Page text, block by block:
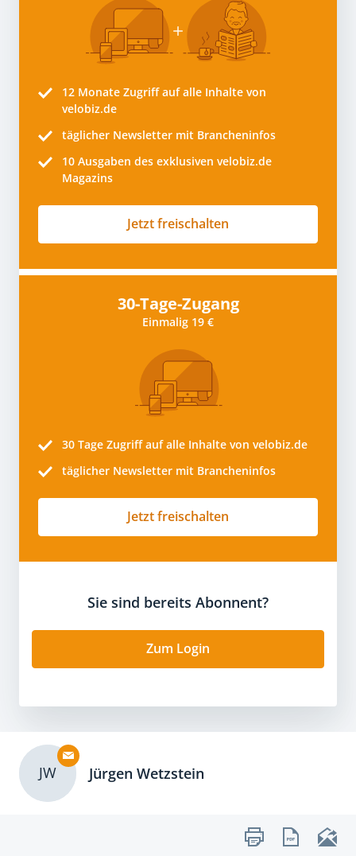
12 Monate Zugriff auf alle Inhalte von
velobiz.de
täglicher Newsletter mit Brancheninfos
10 Ausgaben des exklusiven velobiz.de
Magazins
Jetzt freischalten
30-Tage-Zugang
Einmalig 19 €
30 Tage Zugriff auf alle Inhalte von velobiz.de
täglicher Newsletter mit Brancheninfos
Jetzt freischalten
Sie sind bereits Abonnent?
Zum Login
JW Jürgen Wetzstein